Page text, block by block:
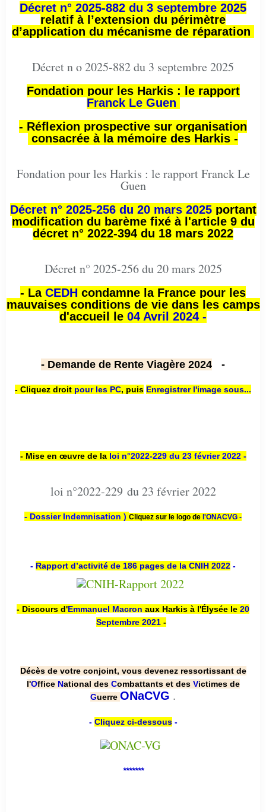
Décret n° 2025-882 du 3 septembre 2025
relatif à l’extension du périmètre
d’application du mécanisme de réparation
Décret n o 2025-882 du 3 septembre 2025
Fondation pour les Harkis : le rapport
Franck Le Guen
- Réflexion prospective sur organisation
consacrée à la mémoire des Harkis -
Fondation pour les Harkis : le rapport Franck Le
Guen
Décret n° 2025-256 du 20 mars 2025portant
modification du barème fixé à l'article 9 du
décret n° 2022-394 du 18 mars 2022
Décret n° 2025-256 du 20 mars 2025
- La CEDH condamne la France pour les
mauvaises conditions de vie dans les camps
d'accueil le 04 Avril 2024 -
- Demande de Rente Viagère 2024 -
- Cliquez droit pour les PC, puis Enregistrer l'image sous...
- Mise en œuvre de la loi n°2022-229 du 23 février 2022 -
loi n°2022-229 du 23 février 2022
- Dossier Indemnisation ) Cliquez sur le logo de l'ONACVG -
- Rapport d’activité de 186 pages de la CNIH 2022 -
- Discours d'Emmanuel Macron aux Harkis à l'Élysée le 20
Septembre 2021 -
Décès de votre conjoint, vous devenez ressortissant de
l'Office National des Combattants et des Victimes de
Guerre ONaCVG .
- Cliquez ci-dessous-
*******